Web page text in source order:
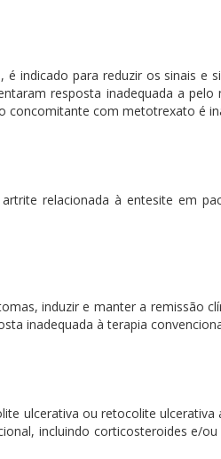
indicado para reduzir os sinais
resposta inadequada a
concomitante com metotrexato é
relacionada à entesite em
induzir e manter a remissão
inadequada à terapia
ulcerativa ou retocolite
incluindo corticosteroides e/